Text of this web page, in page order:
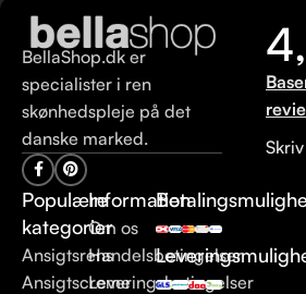
BellaShop.dk er
specialister i ren
skønhedspleje på det
danske marked.
Populære
kategorier
Ansigtsrens
Ansigtscreme
Information
Om os
Handelsbetingelser
Leveringsbetingelser